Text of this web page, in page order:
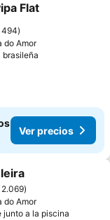
Flat
494
do Amor
Ver precios
2.069
do Amor
junto a la piscina